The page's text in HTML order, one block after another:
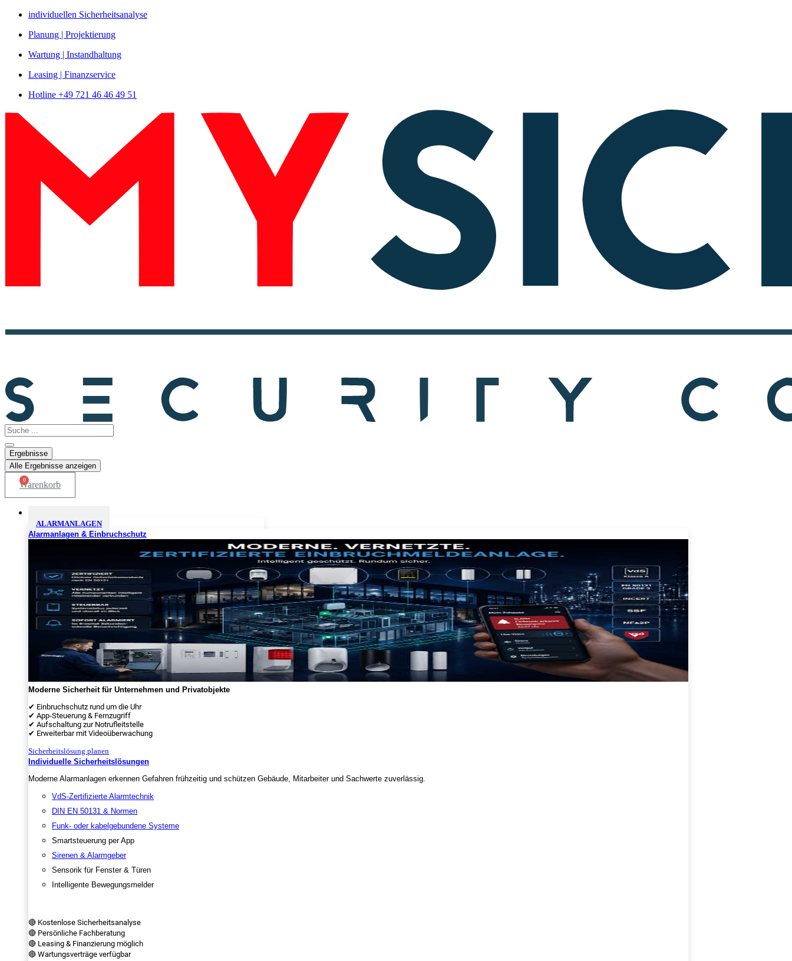
Zum
springen
individuellen Sicherheitsanalyse
Planung | Projektierung
Wartung | Instandhaltung
Leasing | Finanzservice
Hotline +49 721 46 46 49 51
Search
...
Ergebnisse
Alle Ergebnisse anzeigen
0
Warenkorb
ALARMANLAGEN
Alarmanlagen & Einbruchschutz
Moderne Sicherheit für Unternehmen und Privatobjekte
✔ Einbruchschutz rund um die Uhr
✔ App-Steuerung & Fernzugriff
✔ Aufschaltung zur Notrufleitstelle
✔ Erweiterbar mit Videoüberwachung
Sicherheitslösung planen
Individuelle Sicherheitslösungen
Moderne Alarmanlagen erkennen Gefahren frühzeitig und schützen Gebäude, Mitarbeiter und Sachwerte zuverlässig.
VdS-Zertifizierte Alarmtechnik
DIN EN 50131 & Normen
Funk- oder kabelgebundene Systeme
Smartsteuerung per App
Sirenen & Alarmgeber
Sensorik für Fenster & Türen
Intelligente Bewegungsmelder
🔴 Kostenlose Sicherheitsanalyse
🔴 Persönliche Fachberatung
🔴 Leasing & Finanzierung möglich
🔴 Wartungsverträge verfügbar